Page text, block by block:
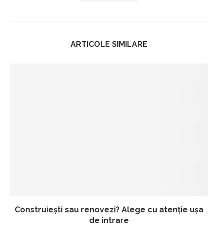
ARTICOLE SIMILARE
Construiești sau renovezi? Alege cu atenție ușa
de intrare